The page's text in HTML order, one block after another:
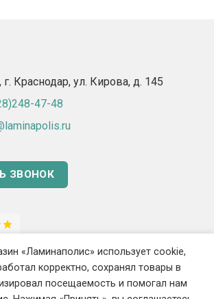
Краснодар, ул. Кирова, д. 145​
47-48
ЗВОНОК
«Ламинаполис» использует cookie,
корректно, сохранял товары в
посещаемость и помогал нам